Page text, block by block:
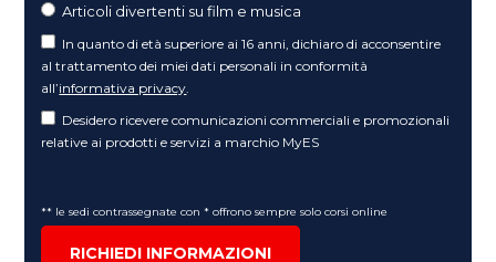
Articoli divertenti su film e musica
In quanto di età superiore ai 16 anni, dichiaro di acconsentire
al trattamento dei miei dati personali in conformità
all’informativa privacy.
Desidero ricevere comunicazioni commerciali e promozionali
relative ai prodotti e servizi a marchio MyES
** le sedi contrassegnate con * offrono sempre solo corsi online
RICHIEDI INFORMAZIONI